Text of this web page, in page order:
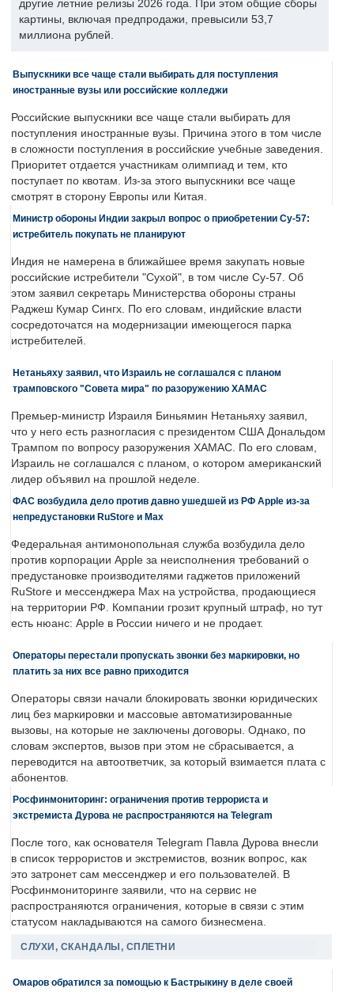
другие летние релизы 2026 года. При этом общие сборы
картины, включая предпродажи, превысили 53,7
миллиона рублей.
Выпускники все чаще стали выбирать для поступления
иностранные вузы или российские колледжи
Российские выпускники все чаще стали выбирать для
поступления иностранные вузы. Причина этого в том числе
в сложности поступления в российские учебные заведения.
Приоритет отдается участникам олимпиад и тем, кто
поступает по квотам. Из-за этого выпускники все чаще
смотрят в сторону Европы или Китая.
Министр обороны Индии закрыл вопрос о приобретении Су-57:
истребитель покупать не планируют
Индия не намерена в ближайшее время закупать новые
российские истребители "Сухой", в том числе Су-57. Об
этом заявил секретарь Министерства обороны страны
Раджеш Кумар Сингх. По его словам, индийские власти
сосредоточатся на модернизации имеющегося парка
истребителей.
Нетаньяху заявил, что Израиль не соглашался с планом
трамповского "Совета мира" по разоружению ХАМАС
Премьер-министр Израиля Биньямин Нетаньяху заявил,
что у него есть разногласия с президентом США Дональдом
Трампом по вопросу разоружения ХАМАС. По его словам,
Израиль не соглашался с планом, о котором американский
лидер объявил на прошлой неделе.
ФАС возбудила дело против давно ушедшей из РФ Apple из-за
непредустановки RuStore и Max
Федеральная антимонопольная служба возбудила дело
против корпорации Apple за неисполнения требований о
предустановке производителями гаджетов приложений
RuStore и мессенджера Max на устройства, продающиеся
на территории РФ. Компании грозит крупный штраф, но тут
есть нюанс: Apple в России ничего и не продает.
Операторы перестали пропускать звонки без маркировки, но
платить за них все равно приходится
Операторы связи начали блокировать звонки юридических
лиц без маркировки и массовые автоматизированные
вызовы, на которые не заключены договоры. Однако, по
словам экспертов, вызов при этом не сбрасывается, а
переводится на автоответчик, за который взимается плата с
абонентов.
Росфинмониторинг: ограничения против террориста и
экстремиста Дурова не распространяются на Telegram
После того, как основателя Telegram Павла Дурова внесли
в список террористов и экстремистов, возник вопрос, как
это затронет сам мессенджер и его пользователей. В
Росфинмониторинге заявили, что на сервис не
распространяются ограничения, которые в связи с этим
статусом накладываются на самого бизнесмена.
СЛУХИ, СКАНДАЛЫ, СПЛЕТНИ
Омаров обратился за помощью к Бастрыкину в деле своей